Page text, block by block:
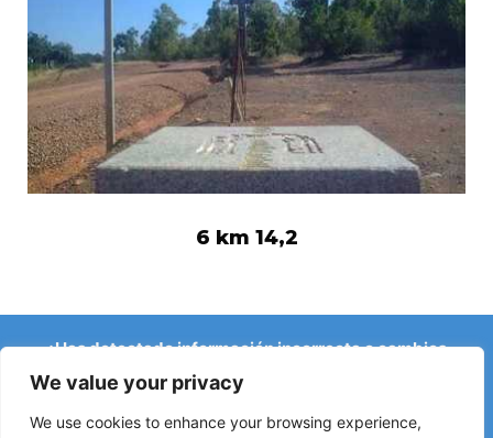
We value your privacy
We use cookies to enhance your browsing experience,
6 km 14,2
¿Has detectado información incorrecta o cambios
recientes en el Camino?
Avisos sobre albergues cerrados, inundaciones, desvíos,
obras u otros cambios ayudan a mantener la guía